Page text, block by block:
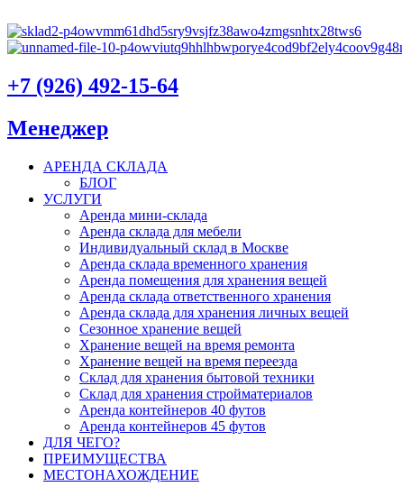
+7 (926) 492-15-64
Менеджер
АРЕНДА СКЛАДА
БЛОГ
УСЛУГИ
Аренда мини-склада
Аренда склада для мебели
Индивидуальный склад в Москве
Аренда склада временного хранения
Аренда помещения для хранения вещей
Аренда склада ответственного хранения
Аренда склада для хранения личных вещей
Сезонное хранение вещей
Хранение вещей на время ремонта
Хранение вещей на время переезда
Склад для хранения бытовой техники
Склад для хранения стройматериалов
Аренда контейнеров 40 футов
Аренда контейнеров 45 футов
ДЛЯ ЧЕГО?
ПРЕИМУЩЕСТВА
МЕСТОНАХОЖДЕНИЕ